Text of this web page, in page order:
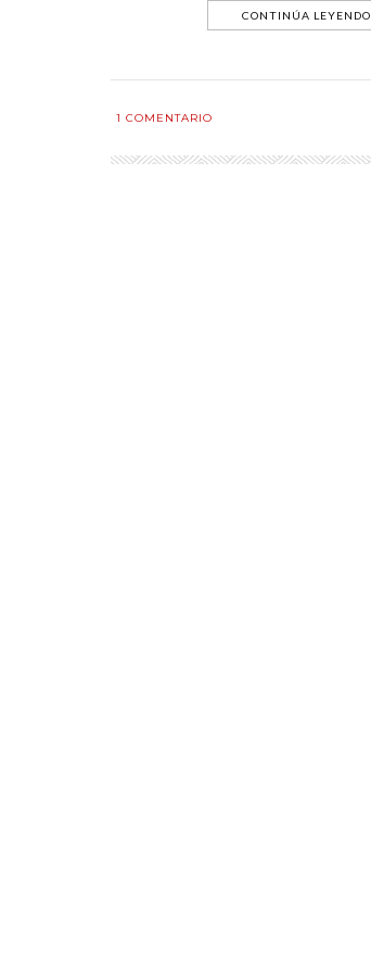
CONTINÚA LEYENDO
1 COMENTARIO